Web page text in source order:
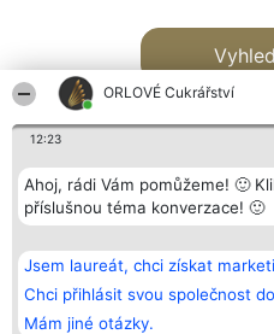
ORLOVÉ Cukrářství
12:23
Ahoj, rádi Vám pomůžeme! 🙂
příslušnou téma konverzace! 🙂
Jsem laureát, chci získat
Chci přihlásit svou společnost
Mám jiné otázky.
Bright Side Solutions sp. z o.
o. sp. k.
ul. Ruska 22
Wrocław 50-079
KRS 0000749100 | Regon
laureátů
Zásady